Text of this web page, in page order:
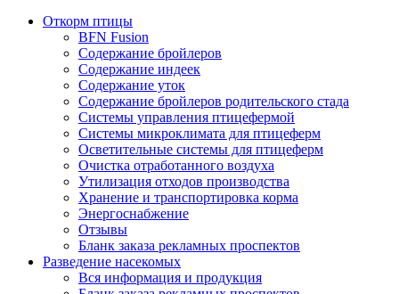
Откорм птицы
BFN Fusion
Содержание бройлеров
Содержание индеек
Содержание уток
Содержание бройлеров родительского стада
Системы управления птицефермой
Системы микроклимата для птицеферм
Осветительные системы для птицеферм
Очистка отработанного воздуха
Утилизация отходов производства
Хранение и транспортировка корма
Энергоснабжение
Отзывы
Бланк заказа рекламных проспектов
Разведение насекомых
Вся информация и продукция